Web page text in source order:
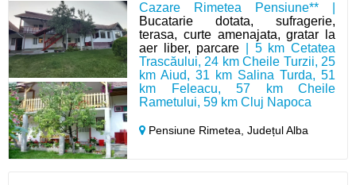
Cazare Rimetea Pensiune** |
Bucatarie dotata, sufragerie,
terasa, curte amenajata, gratar la
aer liber, parcare | 5 km Cetatea
Trascăului, 24 km Cheile Turzii, 25
km Aiud, 31 km Salina Turda, 51
km Feleacu, 57 km Cheile
Rametului, 59 km Cluj Napoca
Pensiune Rimetea,Județul Alba